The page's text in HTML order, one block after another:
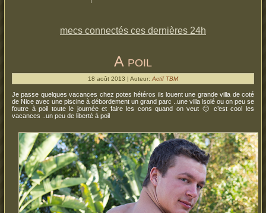
mecs connectés ces dernières 24h
A poil
18 août 2013 | Auteur: Actif TBM
Je passe quelques vacances chez potes hétéros ils louent une grande villa de coté
de Nice avec une piscine à débordement un grand parc ..une villa isolé ou on peu se
foutre à poil toute le journée et faire les cons quand on veut 🙂 c’est cool les
vacances ..un peu de liberté à poil